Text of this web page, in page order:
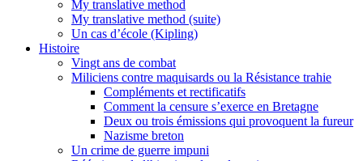
My translative method
My translative method (suite)
Un cas d’école (Kipling)
Histoire
Vingt ans de combat
Miliciens contre maquisards ou la Résistance trahie
Compléments et rectificatifs
Comment la censure s’exerce en Bretagne
Deux ou trois émissions qui provoquent la fureur
Nazisme breton
Un crime de guerre impuni